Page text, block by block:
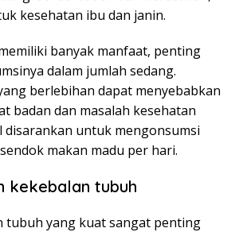
kesehatan ibu dan janin.
banyak manfaat, penting
dalam jumlah sedang.
berlebihan dapat menyebabkan
badan dan masalah kesehatan
disarankan untuk mengonsumsi
makan madu per hari.
kekebalan tubuh
tubuh yang kuat sangat penting